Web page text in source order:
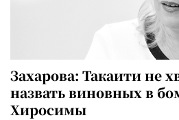
Захарова: Такаити не
назвать виновных в
Хиросимы